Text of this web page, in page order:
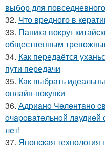
выбор для
32. Что вредного в
33. Паника вокруг
общественным
34. Как передаётся
пути передачи
35. Как выбрать
онлайн-покупки
36. Адpиaнo Чeлeнтaнo
oчapoвaтeльнoй
лeт!
37. Японская